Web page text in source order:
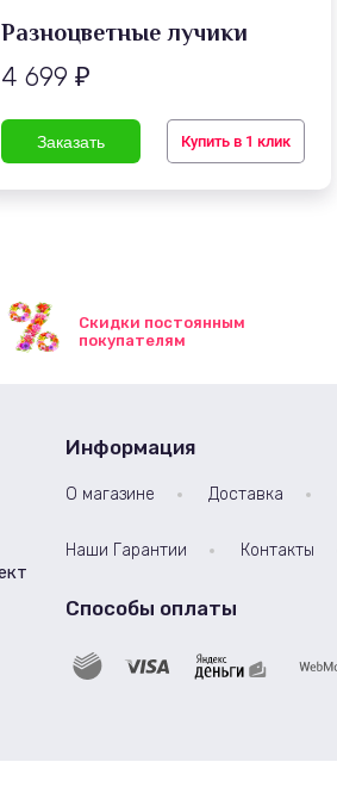
Разноцветные лучики
4 699 ₽
Купить в 1 клик
Скидки постоянным
покупателям
Информация
О магазине Доставка
Наши Гарантии Контакты
Способы оплаты